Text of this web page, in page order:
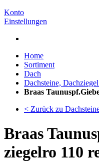
Konto
Einstellungen
Home
Sortiment
Dach
Dachsteine,
Braas
< Zurück zu
Braas
ziegelro 110